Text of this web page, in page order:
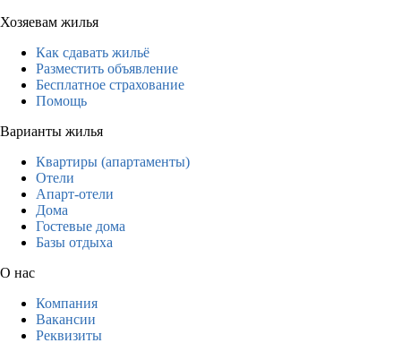
Хозяевам жилья
Как сдавать жильё
Разместить объявление
Бесплатное страхование
Помощь
Варианты жилья
Квартиры (апартаменты)
Отели
Апарт-отели
Дома
Гостевые дома
Базы отдыха
О нас
Компания
Вакансии
Реквизиты